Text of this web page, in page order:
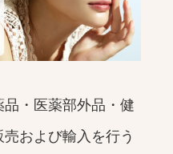
・医薬部外品・健
および輸入を行う